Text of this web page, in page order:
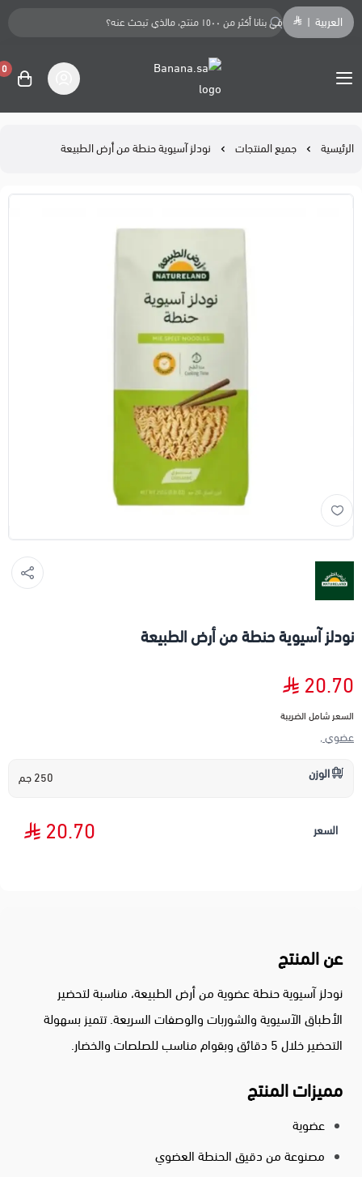
العربية
Banana.sa
0
الرئيسية جميع المنتجات نودلز آسيوية حنطة من أرض الطبيعة
نودلز آسيوية حنطة من أرض الطبيعة
20.70
السعر شامل الضريبة
عضوي ,
الوزن 250 جم
السعر 20.70
عن المنتج
نودلز آسيوية حنطة عضوية من أرض الطبيعة، مناسبة لتحضير
الأطباق الآسيوية والشوربات والوصفات السريعة. تتميز بسهولة
التحضير خلال 5 دقائق وبقوام مناسب للصلصات والخضار.
مميزات المنتج
عضوية
مصنوعة من دقيق الحنطة العضوي